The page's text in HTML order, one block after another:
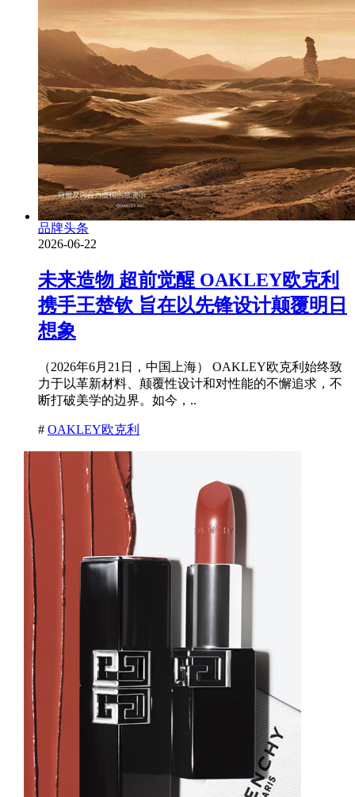
品牌头条
2026-06-22
未来造物 超前觉醒 OAKLEY欧克利
携手王楚钦 旨在以先锋设计颠覆明日
想象
（2026年6月21日，中国上海） OAKLEY欧克利始终致
力于以革新材料、颠覆性设计和对性能的不懈追求，不
断打破美学的边界。如今，..
# OAKLEY欧克利